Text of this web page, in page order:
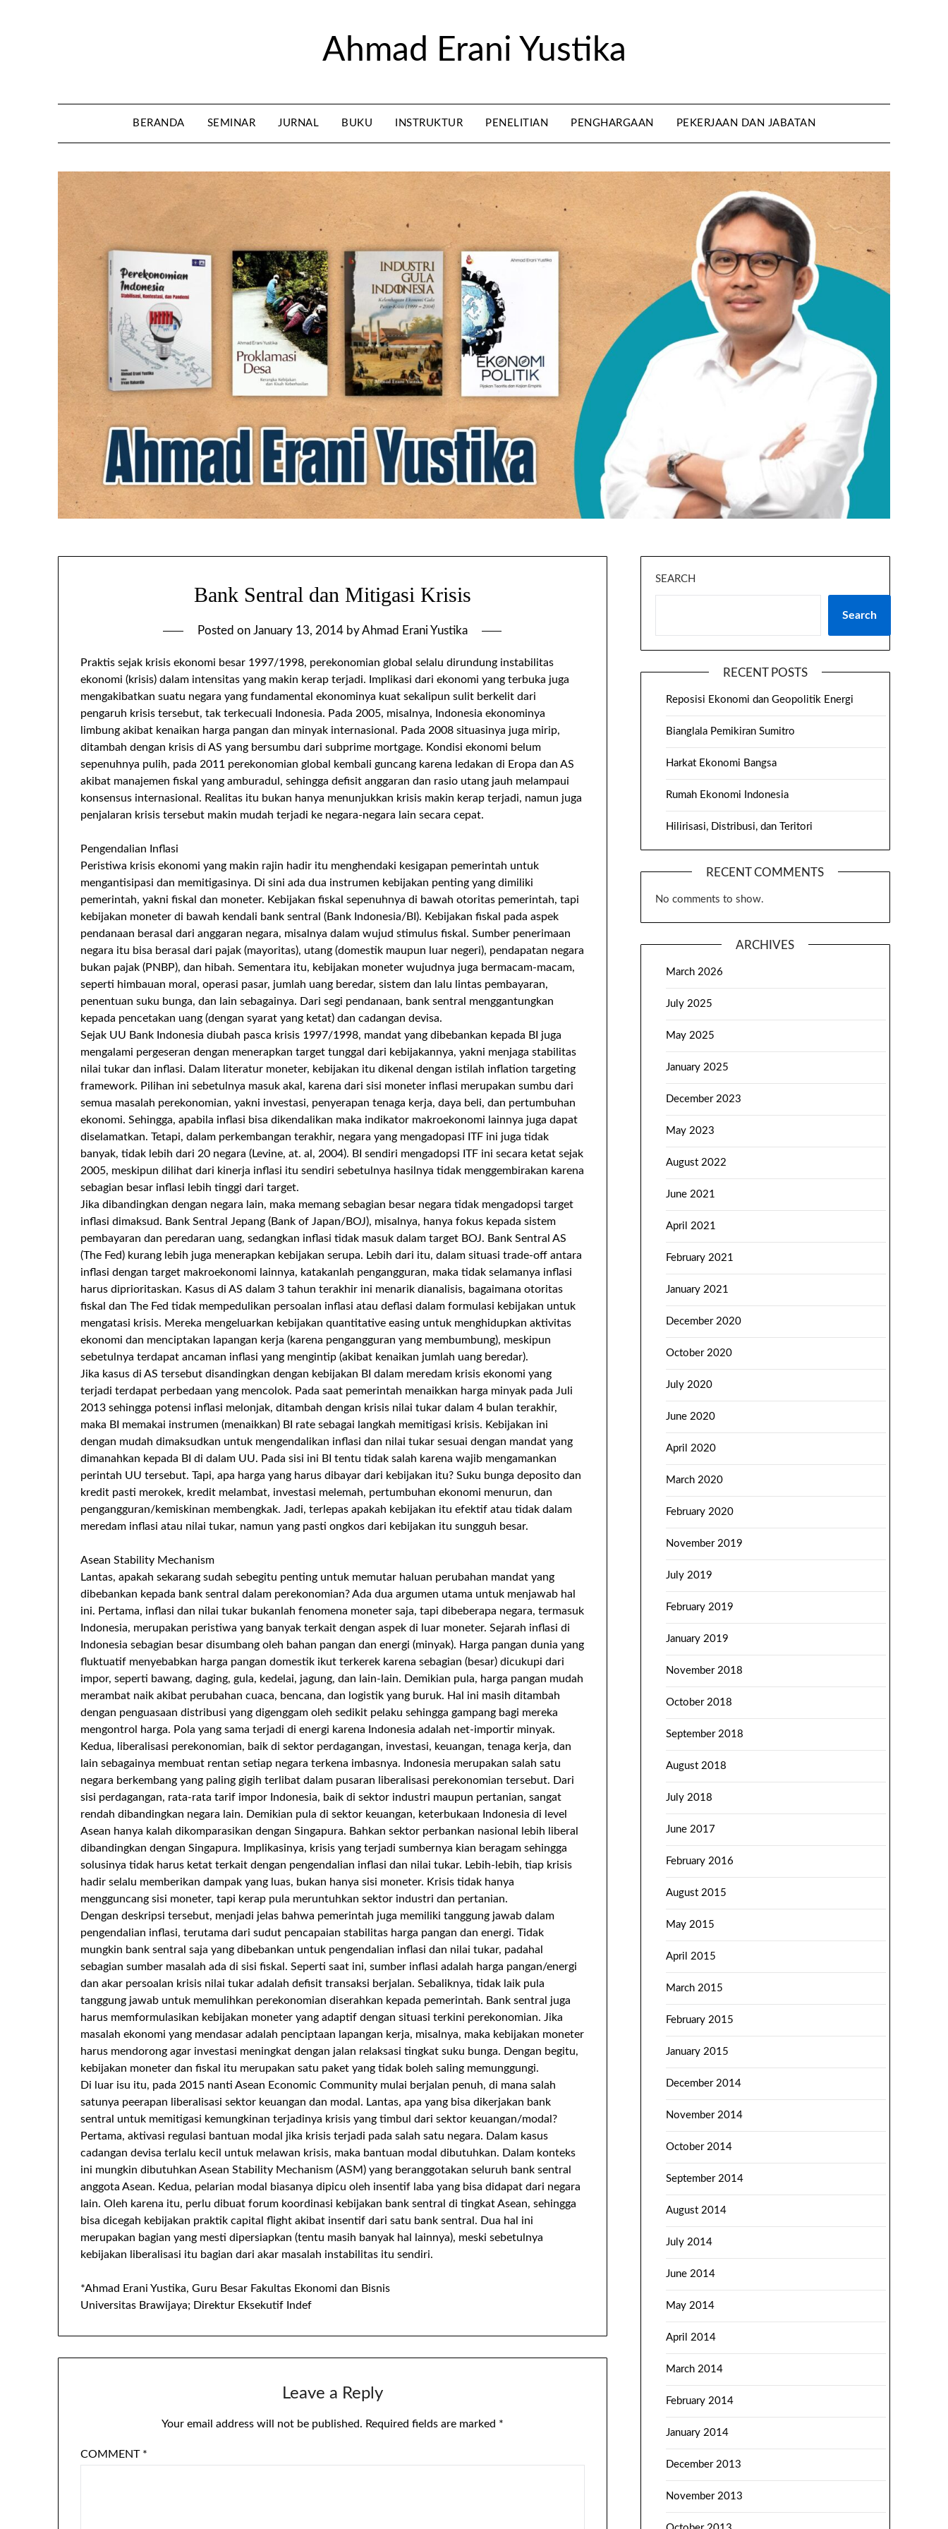
Ahmad Erani Yustika
BERANDA SEMINAR JURNAL BUKU INSTRUKTUR PENELITIAN PENGHARGAAN PEKERJAAN DAN JABATAN
Bank Sentral dan Mitigasi Krisis
Posted on January 13, 2014byAhmad Erani Yustika
Praktis sejak krisis ekonomi besar 1997/1998, perekonomian global selalu dirundung instabilitas
ekonomi (krisis) dalam intensitas yang makin kerap terjadi. Implikasi dari ekonomi yang terbuka juga
mengakibatkan suatu negara yang fundamental ekonominya kuat sekalipun sulit berkelit dari
pengaruh krisis tersebut, tak terkecuali Indonesia. Pada 2005, misalnya, Indonesia ekonominya
limbung akibat kenaikan harga pangan dan minyak internasional. Pada 2008 situasinya juga mirip,
ditambah dengan krisis di AS yang bersumbu dari subprime mortgage. Kondisi ekonomi belum
sepenuhnya pulih, pada 2011 perekonomian global kembali guncang karena ledakan di Eropa dan AS
akibat manajemen fiskal yang amburadul, sehingga defisit anggaran dan rasio utang jauh melampaui
konsensus internasional. Realitas itu bukan hanya menunjukkan krisis makin kerap terjadi, namun juga
penjalaran krisis tersebut makin mudah terjadi ke negara-negara lain secara cepat.
Pengendalian Inflasi
Peristiwa krisis ekonomi yang makin rajin hadir itu menghendaki kesigapan pemerintah untuk
mengantisipasi dan memitigasinya. Di sini ada dua instrumen kebijakan penting yang dimiliki
pemerintah, yakni fiskal dan moneter. Kebijakan fiskal sepenuhnya di bawah otoritas pemerintah, tapi
kebijakan moneter di bawah kendali bank sentral (Bank Indonesia/BI). Kebijakan fiskal pada aspek
pendanaan berasal dari anggaran negara, misalnya dalam wujud stimulus fiskal. Sumber penerimaan
negara itu bisa berasal dari pajak (mayoritas), utang (domestik maupun luar negeri), pendapatan negara
bukan pajak (PNBP), dan hibah. Sementara itu, kebijakan moneter wujudnya juga bermacam-macam,
seperti himbauan moral, operasi pasar, jumlah uang beredar, sistem dan lalu lintas pembayaran,
penentuan suku bunga, dan lain sebagainya. Dari segi pendanaan, bank sentral menggantungkan
kepada pencetakan uang (dengan syarat yang ketat) dan cadangan devisa.
Sejak UU Bank Indonesia diubah pasca krisis 1997/1998, mandat yang dibebankan kepada BI juga
mengalami pergeseran dengan menerapkan target tunggal dari kebijakannya, yakni menjaga stabilitas
nilai tukar dan inflasi. Dalam literatur moneter, kebijakan itu dikenal dengan istilah inflation targeting
framework. Pilihan ini sebetulnya masuk akal, karena dari sisi moneter inflasi merupakan sumbu dari
semua masalah perekonomian, yakni investasi, penyerapan tenaga kerja, daya beli, dan pertumbuhan
ekonomi. Sehingga, apabila inflasi bisa dikendalikan maka indikator makroekonomi lainnya juga dapat
diselamatkan. Tetapi, dalam perkembangan terakhir, negara yang mengadopasi ITF ini juga tidak
banyak, tidak lebih dari 20 negara (Levine, at. al, 2004). BI sendiri mengadopsi ITF ini secara ketat sejak
2005, meskipun dilihat dari kinerja inflasi itu sendiri sebetulnya hasilnya tidak menggembirakan karena
sebagian besar inflasi lebih tinggi dari target.
Jika dibandingkan dengan negara lain, maka memang sebagian besar negara tidak mengadopsi target
inflasi dimaksud. Bank Sentral Jepang (Bank of Japan/BOJ), misalnya, hanya fokus kepada sistem
pembayaran dan peredaran uang, sedangkan inflasi tidak masuk dalam target BOJ. Bank Sentral AS
(The Fed) kurang lebih juga menerapkan kebijakan serupa. Lebih dari itu, dalam situasi trade-off antara
inflasi dengan target makroekonomi lainnya, katakanlah pengangguran, maka tidak selamanya inflasi
harus diprioritaskan. Kasus di AS dalam 3 tahun terakhir ini menarik dianalisis, bagaimana otoritas
fiskal dan The Fed tidak mempedulikan persoalan inflasi atau deflasi dalam formulasi kebijakan untuk
mengatasi krisis. Mereka mengeluarkan kebijakan quantitative easing untuk menghidupkan aktivitas
ekonomi dan menciptakan lapangan kerja (karena pengangguran yang membumbung), meskipun
sebetulnya terdapat ancaman inflasi yang mengintip (akibat kenaikan jumlah uang beredar).
Jika kasus di AS tersebut disandingkan dengan kebijakan BI dalam meredam krisis ekonomi yang
terjadi terdapat perbedaan yang mencolok. Pada saat pemerintah menaikkan harga minyak pada Juli
2013 sehingga potensi inflasi melonjak, ditambah dengan krisis nilai tukar dalam 4 bulan terakhir,
maka BI memakai instrumen (menaikkan) BI rate sebagai langkah memitigasi krisis. Kebijakan ini
dengan mudah dimaksudkan untuk mengendalikan inflasi dan nilai tukar sesuai dengan mandat yang
dimanahkan kepada BI di dalam UU. Pada sisi ini BI tentu tidak salah karena wajib mengamankan
perintah UU tersebut. Tapi, apa harga yang harus dibayar dari kebijakan itu? Suku bunga deposito dan
kredit pasti merokek, kredit melambat, investasi melemah, pertumbuhan ekonomi menurun, dan
pengangguran/kemiskinan membengkak. Jadi, terlepas apakah kebijakan itu efektif atau tidak dalam
meredam inflasi atau nilai tukar, namun yang pasti ongkos dari kebijakan itu sungguh besar.
Asean Stability Mechanism
Lantas, apakah sekarang sudah sebegitu penting untuk memutar haluan perubahan mandat yang
dibebankan kepada bank sentral dalam perekonomian? Ada dua argumen utama untuk menjawab hal
ini. Pertama, inflasi dan nilai tukar bukanlah fenomena moneter saja, tapi dibeberapa negara, termasuk
Indonesia, merupakan peristiwa yang banyak terkait dengan aspek di luar moneter. Sejarah inflasi di
Indonesia sebagian besar disumbang oleh bahan pangan dan energi (minyak). Harga pangan dunia yang
fluktuatif menyebabkan harga pangan domestik ikut terkerek karena sebagian (besar) dicukupi dari
impor, seperti bawang, daging, gula, kedelai, jagung, dan lain-lain. Demikian pula, harga pangan mudah
merambat naik akibat perubahan cuaca, bencana, dan logistik yang buruk. Hal ini masih ditambah
dengan penguasaan distribusi yang digenggam oleh sedikit pelaku sehingga gampang bagi mereka
mengontrol harga. Pola yang sama terjadi di energi karena Indonesia adalah net-importir minyak.
Kedua, liberalisasi perekonomian, baik di sektor perdagangan, investasi, keuangan, tenaga kerja, dan
lain sebagainya membuat rentan setiap negara terkena imbasnya. Indonesia merupakan salah satu
negara berkembang yang paling gigih terlibat dalam pusaran liberalisasi perekonomian tersebut. Dari
sisi perdagangan, rata-rata tarif impor Indonesia, baik di sektor industri maupun pertanian, sangat
rendah dibandingkan negara lain. Demikian pula di sektor keuangan, keterbukaan Indonesia di level
Asean hanya kalah dikomparasikan dengan Singapura. Bahkan sektor perbankan nasional lebih liberal
dibandingkan dengan Singapura. Implikasinya, krisis yang terjadi sumbernya kian beragam sehingga
solusinya tidak harus ketat terkait dengan pengendalian inflasi dan nilai tukar. Lebih-lebih, tiap krisis
hadir selalu memberikan dampak yang luas, bukan hanya sisi moneter. Krisis tidak hanya
mengguncang sisi moneter, tapi kerap pula meruntuhkan sektor industri dan pertanian.
Dengan deskripsi tersebut, menjadi jelas bahwa pemerintah juga memiliki tanggung jawab dalam
pengendalian inflasi, terutama dari sudut pencapaian stabilitas harga pangan dan energi. Tidak
mungkin bank sentral saja yang dibebankan untuk pengendalian inflasi dan nilai tukar, padahal
sebagian sumber masalah ada di sisi fiskal. Seperti saat ini, sumber inflasi adalah harga pangan/energi
dan akar persoalan krisis nilai tukar adalah defisit transaksi berjalan. Sebaliknya, tidak laik pula
tanggung jawab untuk memulihkan perekonomian diserahkan kepada pemerintah. Bank sentral juga
harus memformulasikan kebijakan moneter yang adaptif dengan situasi terkini perekonomian. Jika
masalah ekonomi yang mendasar adalah penciptaan lapangan kerja, misalnya, maka kebijakan moneter
harus mendorong agar investasi meningkat dengan jalan relaksasi tingkat suku bunga. Dengan begitu,
kebijakan moneter dan fiskal itu merupakan satu paket yang tidak boleh saling memunggungi.
Di luar isu itu, pada 2015 nanti Asean Economic Community mulai berjalan penuh, di mana salah
satunya peerapan liberalisasi sektor keuangan dan modal. Lantas, apa yang bisa dikerjakan bank
sentral untuk memitigasi kemungkinan terjadinya krisis yang timbul dari sektor keuangan/modal?
Pertama, aktivasi regulasi bantuan modal jika krisis terjadi pada salah satu negara. Dalam kasus
cadangan devisa terlalu kecil untuk melawan krisis, maka bantuan modal dibutuhkan. Dalam konteks
ini mungkin dibutuhkan Asean Stability Mechanism (ASM) yang beranggotakan seluruh bank sentral
anggota Asean. Kedua, pelarian modal biasanya dipicu oleh insentif laba yang bisa didapat dari negara
lain. Oleh karena itu, perlu dibuat forum koordinasi kebijakan bank sentral di tingkat Asean, sehingga
bisa dicegah kebijakan praktik capital flight akibat insentif dari satu bank sentral. Dua hal ini
merupakan bagian yang mesti dipersiapkan (tentu masih banyak hal lainnya), meski sebetulnya
kebijakan liberalisasi itu bagian dari akar masalah instabilitas itu sendiri.
*Ahmad Erani Yustika, Guru Besar Fakultas Ekonomi dan Bisnis
Universitas Brawijaya; Direktur Eksekutif Indef
Leave a Reply
Your email address will not be published. Required fields are marked *
COMMENT *
SEARCH
Search
RECENT POSTS
Reposisi Ekonomi dan Geopolitik Energi
Bianglala Pemikiran Sumitro
Harkat Ekonomi Bangsa
Rumah Ekonomi Indonesia
Hilirisasi, Distribusi, dan Teritori
RECENT COMMENTS
No comments to show.
ARCHIVES
March 2026
July 2025
May 2025
January 2025
December 2023
May 2023
August 2022
June 2021
April 2021
February 2021
January 2021
December 2020
October 2020
July 2020
June 2020
April 2020
March 2020
February 2020
November 2019
July 2019
February 2019
January 2019
November 2018
October 2018
September 2018
August 2018
July 2018
June 2017
February 2016
August 2015
May 2015
April 2015
March 2015
February 2015
January 2015
December 2014
November 2014
October 2014
September 2014
August 2014
July 2014
June 2014
May 2014
April 2014
March 2014
February 2014
January 2014
December 2013
November 2013